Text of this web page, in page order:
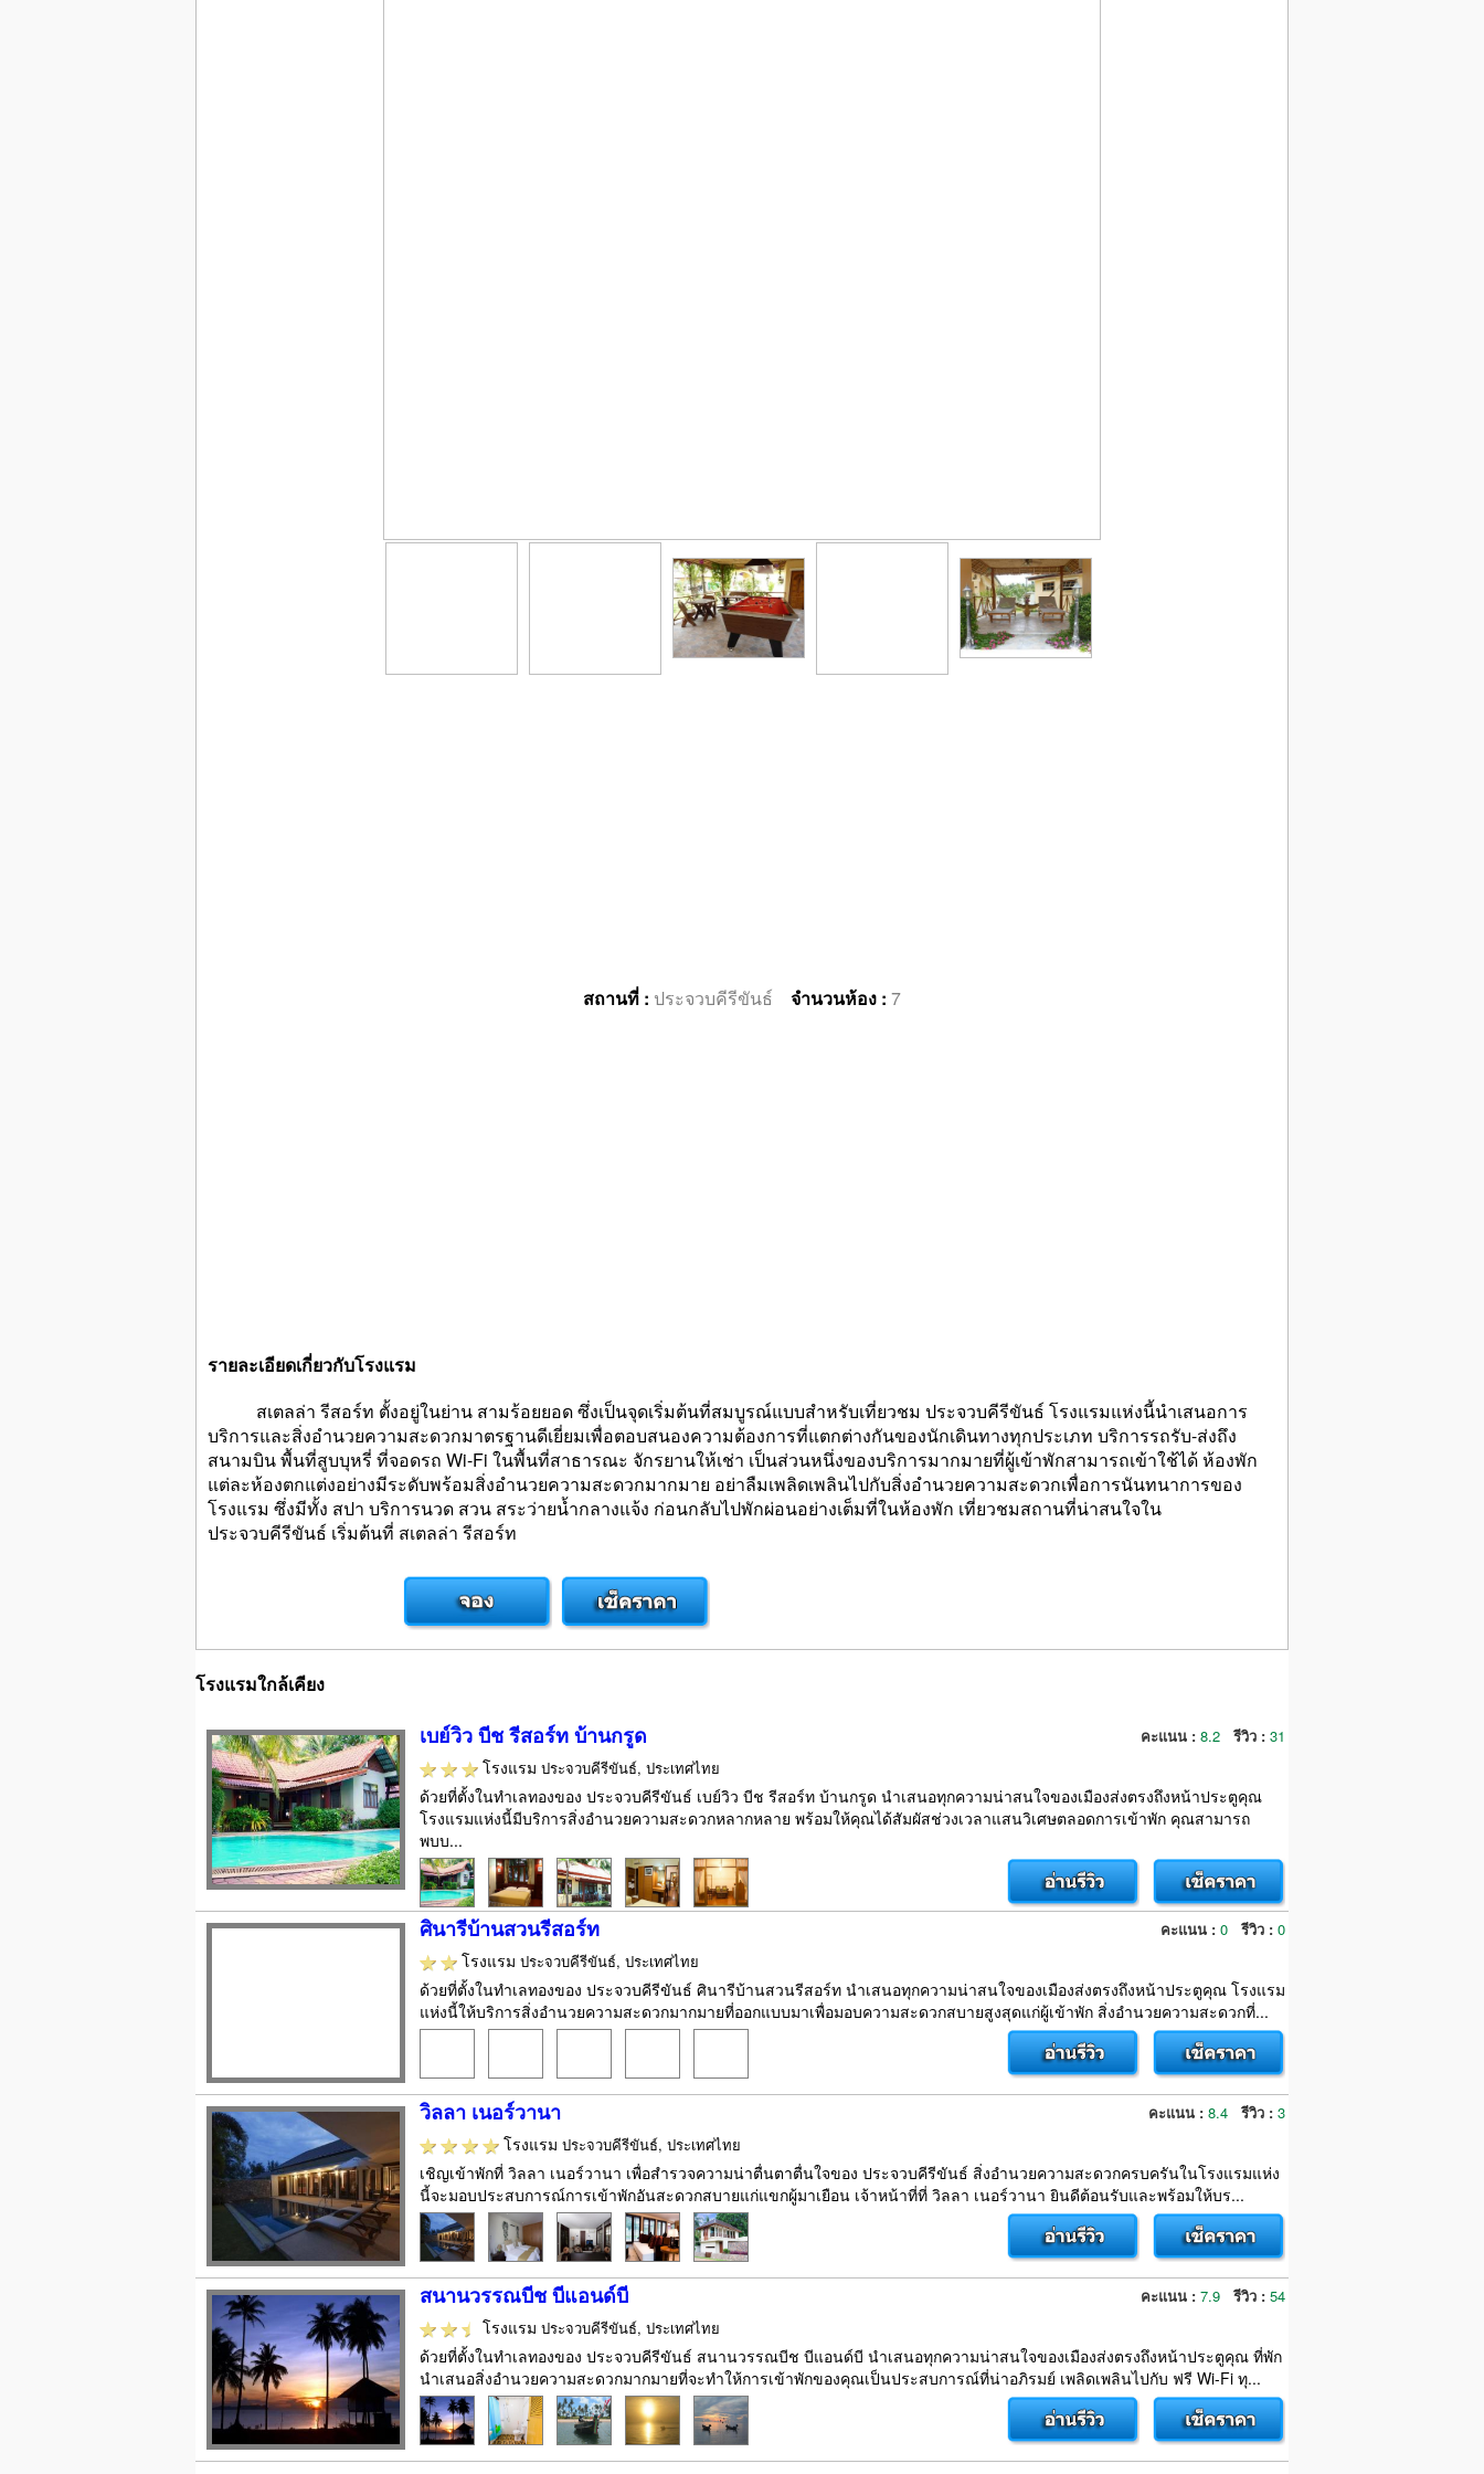
สถานที่ : ประจวบคีรีขันธ์ จำนวนห้อง : 7
รายละเอียดเกี่ยวกับโรงแรม
สเตลล่า รีสอร์ท ตั้งอยู่ในย่าน สามร้อยยอด ซึ่งเป็นจุดเริ่มต้นที่สมบูรณ์แบบสำหรับเที่ยวชม ประจวบคีรีขันธ์ โรงแรมแห่งนี้นำเสนอการ
บริการและสิ่งอำนวยความสะดวกมาตรฐานดีเยี่ยมเพื่อตอบสนองความต้องการที่แตกต่างกันของนักเดินทางทุกประเภท บริการรถรับ-ส่งถึง
สนามบิน พื้นที่สูบบุหรี่ ที่จอดรถ Wi-Fi ในพื้นที่สาธารณะ จักรยานให้เช่า เป็นส่วนหนึ่งของบริการมากมายที่ผู้เข้าพักสามารถเข้าใช้ได้ ห้องพัก
แต่ละห้องตกแต่งอย่างมีระดับพร้อมสิ่งอำนวยความสะดวกมากมาย อย่าลืมเพลิดเพลินไปกับสิ่งอำนวยความสะดวกเพื่อการนันทนาการของ
โรงแรม ซึ่งมีทั้ง สปา บริการนวด สวน สระว่ายน้ำกลางแจ้ง ก่อนกลับไปพักผ่อนอย่างเต็มที่ในห้องพัก เที่ยวชมสถานที่น่าสนใจใน
ประจวบคีรีขันธ์ เริ่มต้นที่ สเตลล่า รีสอร์ท
โรงแรมใกล้เคียง
เบย์วิว บีช รีสอร์ท บ้านกรูด คะแนน : 8.2 รีวิว : 31
โรงแรม ประจวบคีรีขันธ์, ประเทศไทย
ด้วยที่ตั้งในทำเลทองของ ประจวบคีรีขันธ์ เบย์วิว บีช รีสอร์ท บ้านกรูด นำเสนอทุกความน่าสนใจของเมืองส่งตรงถึงหน้าประตูคุณ
โรงแรมแห่งนี้มีบริการสิ่งอำนวยความสะดวกหลากหลาย พร้อมให้คุณได้สัมผัสช่วงเวลาแสนวิเศษตลอดการเข้าพัก คุณสามารถ
พบบ...
ศินารีบ้านสวนรีสอร์ท คะแนน : 0 รีวิว : 0
โรงแรม ประจวบคีรีขันธ์, ประเทศไทย
ด้วยที่ตั้งในทำเลทองของ ประจวบคีรีขันธ์ ศินารีบ้านสวนรีสอร์ท นำเสนอทุกความน่าสนใจของเมืองส่งตรงถึงหน้าประตูคุณ โรงแรม
แห่งนี้ให้บริการสิ่งอำนวยความสะดวกมากมายที่ออกแบบมาเพื่อมอบความสะดวกสบายสูงสุดแก่ผู้เข้าพัก สิ่งอำนวยความสะดวกที่...
วิลลา เนอร์วานา คะแนน : 8.4 รีวิว : 3
โรงแรม ประจวบคีรีขันธ์, ประเทศไทย
เชิญเข้าพักที่ วิลลา เนอร์วานา เพื่อสำรวจความน่าตื่นตาตื่นใจของ ประจวบคีรีขันธ์ สิ่งอำนวยความสะดวกครบครันในโรงแรมแห่ง
นี้จะมอบประสบการณ์การเข้าพักอันสะดวกสบายแก่แขกผู้มาเยือน เจ้าหน้าที่ที่ วิลลา เนอร์วานา ยินดีต้อนรับและพร้อมให้บร...
สนานวรรณบีช บีแอนด์บี คะแนน : 7.9 รีวิว : 54
โรงแรม ประจวบคีรีขันธ์, ประเทศไทย
ด้วยที่ตั้งในทำเลทองของ ประจวบคีรีขันธ์ สนานวรรณบีช บีแอนด์บี นำเสนอทุกความน่าสนใจของเมืองส่งตรงถึงหน้าประตูคุณ ที่พัก
นำเสนอสิ่งอำนวยความสะดวกมากมายที่จะทำให้การเข้าพักของคุณเป็นประสบการณ์ที่น่าอภิรมย์ เพลิดเพลินไปกับ ฟรี Wi-Fi ทุ...